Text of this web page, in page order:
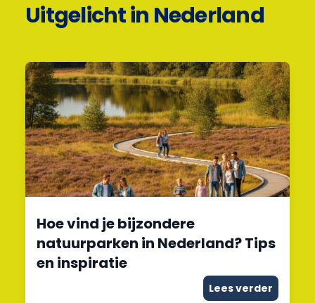
Uitgelicht in Nederland
Hoe vind je bijzondere
natuurparken in Nederland? Tips
en inspiratie
Lees verder